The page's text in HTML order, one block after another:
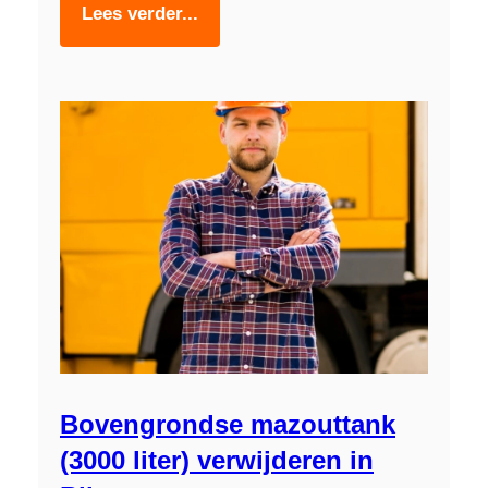
Lees verder...
Bovengrondse mazouttank
(3000 liter) verwijderen in